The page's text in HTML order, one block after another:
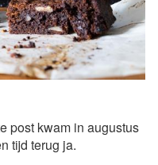
post kwam in augustus
tijd terug ja.